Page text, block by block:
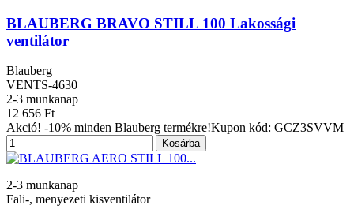
BLAUBERG BRAVO STILL 100 Lakossági
ventilátor
Blauberg
VENTS-4630
2-3 munkanap
12 656 Ft
Akció! -10% minden Blauberg termékre!Kupon kód: GCZ3SVVM
Kosárba
2-3 munkanap
Fali-, menyezeti kisventilátor